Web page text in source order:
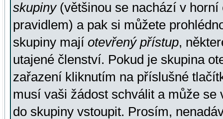
skupiny(většinou se nachází v horní
pravidlem) a pak si můžete
skupiny mají otevřený přístup,
utajené členství. Pokud je skupina
zařazení kliknutím na příslušné
musí vaši žádost schválit a může se
do skupiny vstoupit. Prosím,